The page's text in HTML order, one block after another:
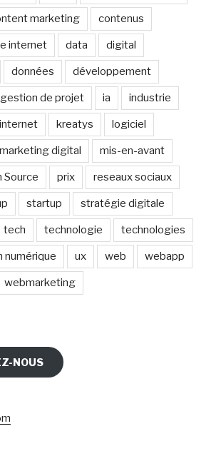
marketing contenus
internet data digital
données développement
gestion de projet ia industrie
internet kreatys logiciel
marketing digital mis-en-avant
Source prix reseaux sociaux
startup stratégie digitale
tech technologie technologies
numérique ux web webapp
webmarketing
NOUS